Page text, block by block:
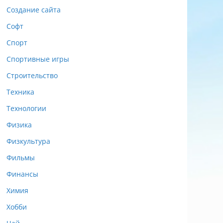
Создание сайта
Софт
Спорт
Спортивные игры
Строительство
Техника
Технологии
Физика
Физкультура
Фильмы
Финансы
Химия
Хобби